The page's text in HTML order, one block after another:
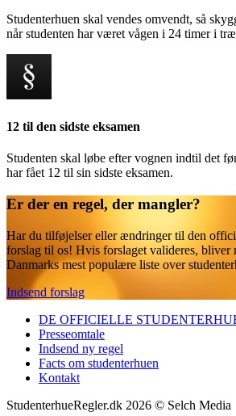
Studenterhuen skal vendes omvendt, så
når studenten har været vågen i 24 timer i
12 til den sidste eksamen
Studenten skal løbe efter vognen indtil det
har fået 12 til sin sidste eksamen.
Er der en regel, der mangler?
Har du tilføjelser eller ændringer til den
forslag til os! Hvis forslaget valideres, bliver
Danmarks mest populære liste over
Indsend forslag
DE OFFICIELLE
Presseomtale
Indsend ny regel
Facts om studenterhuen
Kontakt
StudenterhueRegler.dk 2026 © Selch Media